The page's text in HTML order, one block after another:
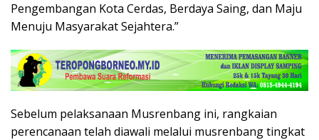
Pengembangan Kota Cerdas, Berdaya Saing, dan Maju
Menuju Masyarakat Sejahtera.”
Sebelum pelaksanaan Musrenbang ini, rangkaian
perencanaan telah diawali melalui musrenbang tingkat